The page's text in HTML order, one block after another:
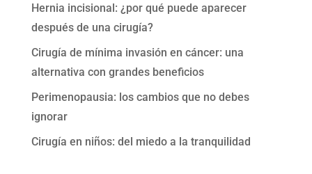
Hernia incisional: ¿por qué puede aparecer
después de una cirugía?
Cirugía de mínima invasión en cáncer: una
alternativa con grandes beneficios
Perimenopausia: los cambios que no debes
ignorar
Cirugía en niños: del miedo a la tranquilidad